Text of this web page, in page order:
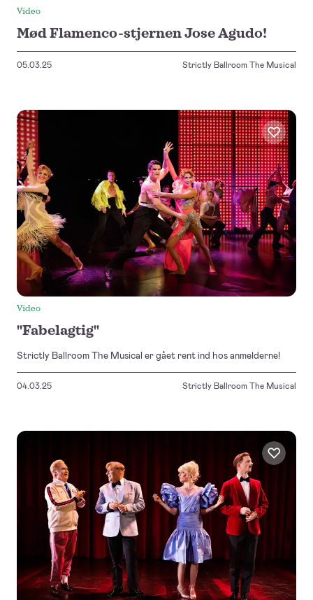
Video
Mød Flamenco-stjernen Jose Agudo!
05.03.25 Strictly Ballroom The Musical
Video
"Fabelagtig"
Strictly Ballroom The Musical er gået rent ind hos anmelderne!
04.03.25 Strictly Ballroom The Musical